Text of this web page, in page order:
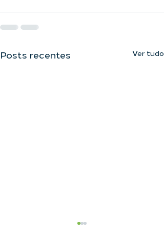
Posts recentes Ver tudo